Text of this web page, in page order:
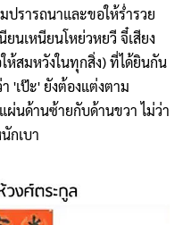
รารถนาและขอให้ร่ำรวย
นเหนียนโหย่วหยวี จี๋เสียง
ห้สมหวังในทุกสิ่ง) ที่ได้ยินกัน
'เป๊ะ' ยังต้องแต่งตาม
นด้านซ้ายกับด้านขวา ไม่ว่า
กเบา